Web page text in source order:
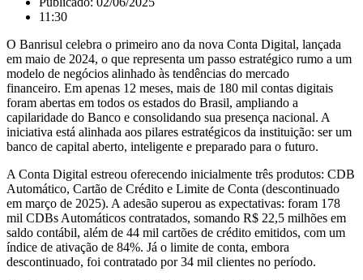
11:30
O Banrisul celebra o primeiro ano da nova Conta Digital, lançada
em maio de 2024, o que representa um passo estratégico rumo a um
modelo de negócios alinhado às tendências do mercado
financeiro. Em apenas 12 meses, mais de 180 mil contas digitais
foram abertas em todos os estados do Brasil, ampliando a
capilaridade do Banco e consolidando sua presença nacional. A
iniciativa está alinhada aos pilares estratégicos da instituição: ser um
banco de capital aberto, inteligente e preparado para o futuro.
A Conta Digital estreou oferecendo inicialmente três produtos: CDB
Automático, Cartão de Crédito e Limite de Conta (descontinuado
em março de 2025). A adesão superou as expectativas: foram 178
mil CDBs Automáticos contratados, somando R$ 22,5 milhões em
saldo contábil, além de 44 mil cartões de crédito emitidos, com um
índice de ativação de 84%. Já o limite de conta, embora
descontinuado, foi contratado por 34 mil clientes no período.